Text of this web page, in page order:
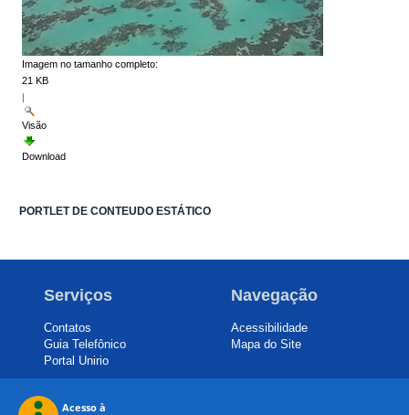
Imagem no tamanho completo:
21 KB
|
Visão
Download
PORTLET DE CONTEUDO ESTÁTICO
Serviços
Contatos
Guia Telefônico
Portal Unirio
Navegação
Acessibilidade
Mapa do Site